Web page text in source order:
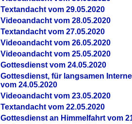
Textandacht vom 29.05.2020
Videoandacht vom 28.05.2020
Textandacht vom 27.05.2020
Videoandacht vom 26.05.2020
Videoandacht vom 25.05.2020
Gottesdienst vom 24.05.2020
Gottesdienst, für langsamen
vom 24.05.2020
Videoandacht vom 23.05.2020
Textandacht vom 22.05.2020
Gottesdienst an Himmelfahrt vom